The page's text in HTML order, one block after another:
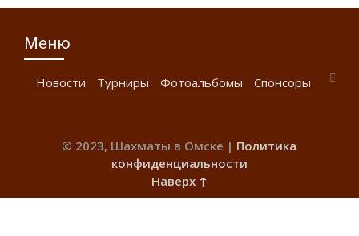
Меню
Новости Турниры Фотоальбомы Спонсоры
© 2023, Шахматы в Омске | Политика
конфиденциальности
Наверх ↑